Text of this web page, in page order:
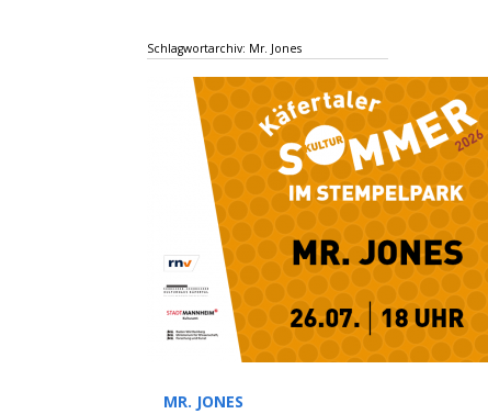
Schlagwortarchiv: Mr. Jones
MR. JONES